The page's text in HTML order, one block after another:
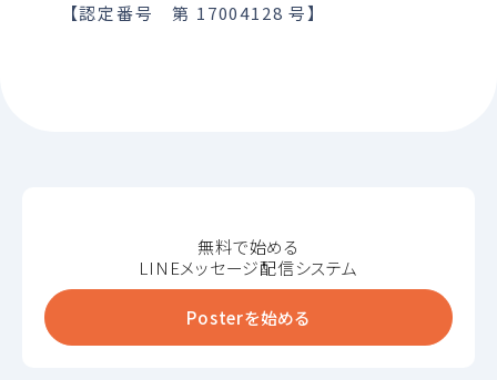
【認定番号 第 17004128 号】
無料で始める
LINEメッセージ配信システム
Posterを始める